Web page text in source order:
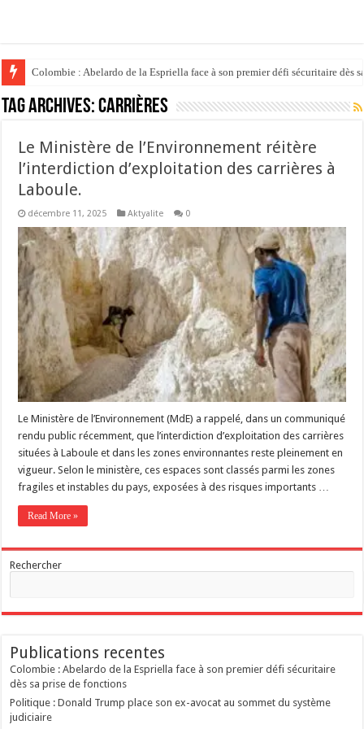
Colombie : Abelardo de la Espriella face à son premier défi sécuritaire dès
Tag Archives:carrières
Le Ministère de l’Environnement réitère
l’interdiction d’exploitation des carrières à
Laboule.
décembre 11, 2025 Aktyalite 0
Le Ministère de l’Environnement (MdE) a rappelé, dans un communiqué
rendu public récemment, que l’interdiction d’exploitation des carrières
situées à Laboule et dans les zones environnantes reste pleinement en
vigueur. Selon le ministère, ces espaces sont classés parmi les zones
fragiles et instables du pays, exposées à des risques importants …
Read More »
Rechercher
Publications recentes
Colombie : Abelardo de la Espriella face à son premier défi sécuritaire
dès sa prise de fonctions
Politique : Donald Trump place son ex-avocat au sommet du système
judiciaire